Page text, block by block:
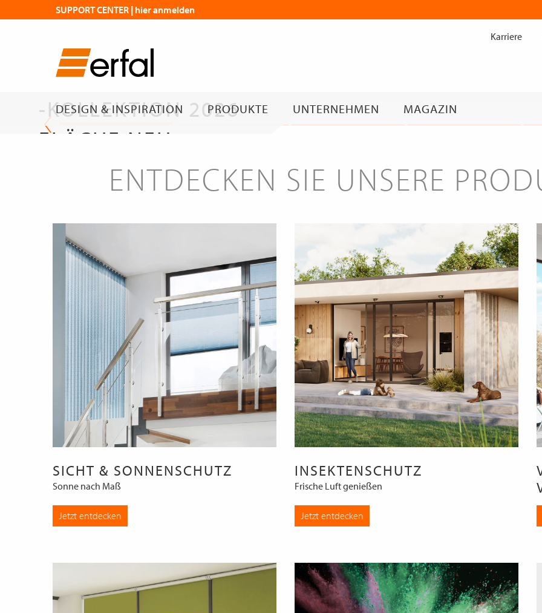
Inhalt
DESIGN & INSPIRATION PRODUKTE UNTERNEHMEN MAGAZIN
Karriere
SUPPORT CENTER | hier anmelden
DIE NEUE
FLÄCHENVORHANG
-KOLLEKTION 2026
FLÄCHE NEU
GEDACHT
erfal Magazin | Flächen mit Wirkung
ENTDECKEN SIE UNSERE
SICHT & SONNENSCHUTZ
Sonne nach Maß
Jetzt entdecken
INSEKTENSCHUTZ
Frische Luft genießen
Jetzt entdecken